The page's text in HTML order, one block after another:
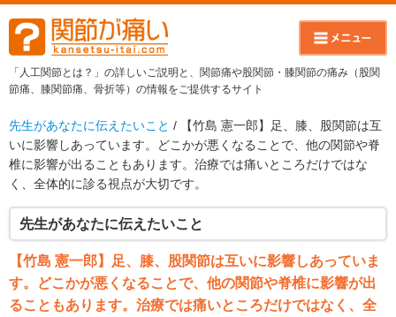
「人工関節とは？」の詳しいご説明と、関節痛や股関節・膝関節の痛み（股関
節痛、膝関節痛、骨折等）の情報をご提供するサイト
先生があなたに伝えたいこと / 【竹島 憲一郎】足、膝、股関節は互
いに影響しあっています。どこかが悪くなることで、他の関節や脊
椎に影響が出ることもあります。治療では痛いところだけではな
く、全体的に診る視点が大切です。
先生があなたに伝えたいこと
【竹島 憲一郎】足、膝、股関節は互いに影響しあっていま
す。どこかが悪くなることで、他の関節や脊椎に影響が出
ることもあります。治療では痛いところだけではなく、全